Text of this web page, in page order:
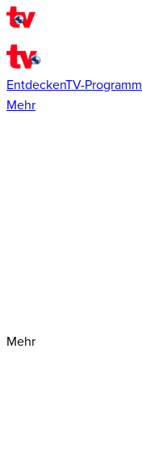
EntdeckenTV-Programm
Mehr
Mehr